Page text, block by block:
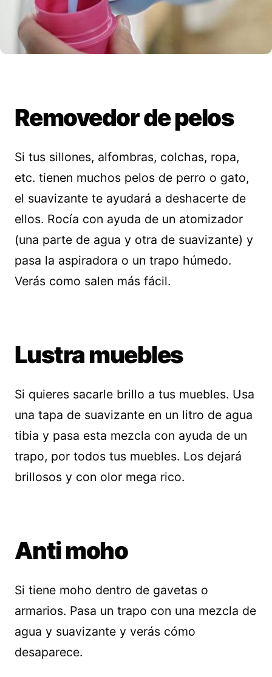
Removedor de pelos
Si tus sillones, alfombras, colchas, ropa,
etc. tienen muchos pelos de perro o gato,
el suavizante te ayudará a deshacerte de
ellos. Rocía con ayuda de un atomizador
(una parte de agua y otra de suavizante) y
pasa la aspiradora o un trapo húmedo.
Verás como salen más fácil.
Lustra muebles
Si quieres sacarle brillo a tus muebles. Usa
una tapa de suavizante en un litro de agua
tibia y pasa esta mezcla con ayuda de un
trapo, por todos tus muebles. Los dejará
brillosos y con olor mega rico.
Anti moho
Si tiene moho dentro de gavetas o
armarios. Pasa un trapo con una mezcla de
agua y suavizante y verás cómo
desaparece.